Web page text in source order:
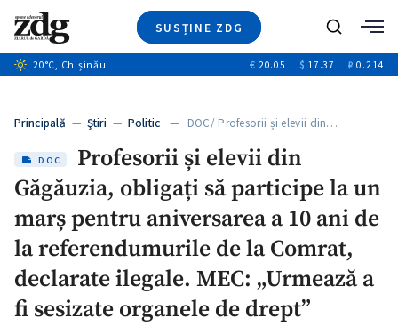
SUSȚINE ZDG
Ştiri
+6
Special
+1
Blog
ZdGust
Caută
20°C, Chișinău € 20.05 $ 17.37 ₽ 0.214
Principală — Ştiri — Politic — DOC/ Profesorii și elevii din…
DOC
Profesorii și elevii din
Găgăuzia, obligați să participe la un
marș pentru aniversarea a 10 ani de
la referendumurile de la Comrat,
declarate ilegale. MEC: „Urmează a
fi sesizate organele de drept”